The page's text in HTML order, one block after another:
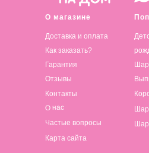
О магазине
Доставка и оплата
Как заказать?
Гарантия
Отзывы
Контакты
О нас
Частые вопросы
Карта сайта